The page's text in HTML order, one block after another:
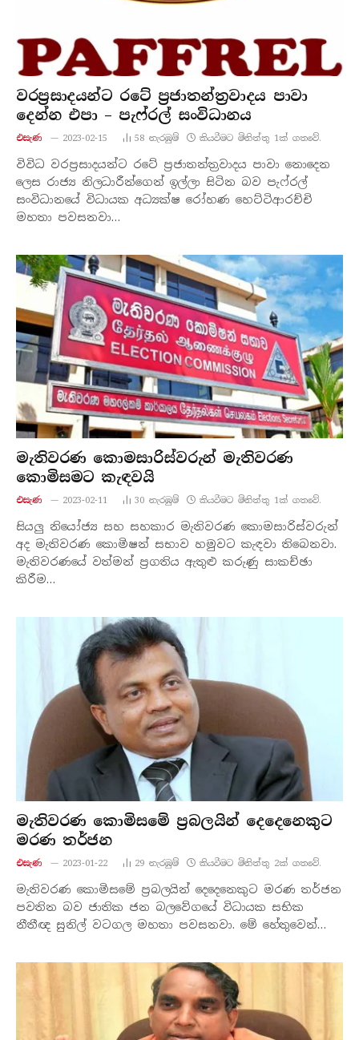
වරප්‍රසාදයන්ට රටේ ප්‍රජාතන්ත්‍රවාදය පාවා
දෙන්න එපා – පැෆ්රල් සංවිධානය
එසැණ 2023-02-15 58 නැරඹු​ම් කියවීමට මිනිත්තු 1ක් ගතවේ.
විවිධ වරප්‍රසාදයන්ට රටේ ප්‍රජාතන්ත්‍රවාදය පාවා නොදෙන
ලෙස රාජ්‍ය නිලධාරීන්ගෙන් ඉල්ලා සිටින බව පැෆ්රල්
සංවිධානයේ විධායක අධ්‍යක්ෂ රෝහණ හෙට්ටිආරච්චි
මහතා පවසනවා…
මැතිවරණ කොමසාරිස්වරුන් මැතිවරණ
කොමිසමට කැඳවයි
එසැණ 2023-02-11 30 නැරඹු​ම් කියවීමට මිනිත්තු 1ක් ගතවේ.
සියලු නියෝජ්‍ය සහ සහකාර මැතිවරණ කොමසාරිස්වරුන්
අද මැතිවරණ කොමිෂන් සභාව හමුවට කැඳවා තිබෙනවා.
මැතිවරණයේ වත්මන් ප්‍රගතිය ඇතුළු කරුණු සාකච්ඡා
කිරීම…
මැතිවරණ කොමිසමේ ප්‍රබලයින් දෙදෙනෙකුට
මරණ තර්ජන
එසැණ 2023-01-22 29 නැරඹු​ම් කියවීමට මිනිත්තු 2ක් ගතවේ.
මැතිවරණ කොමිසමේ ප්‍රබලයින් දෙදෙනෙකුට මරණ තර්ජන
පවතින බව ජාතික ජන බලවේගයේ විධායක සභික
නීතීඥ සුනිල් වටගල මහතා පවසනවා. මේ හේතුවෙන්…